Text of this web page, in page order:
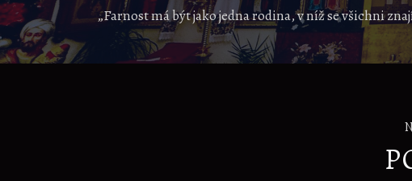
„Farnost má být jako jedna rodina, v níž se všichni